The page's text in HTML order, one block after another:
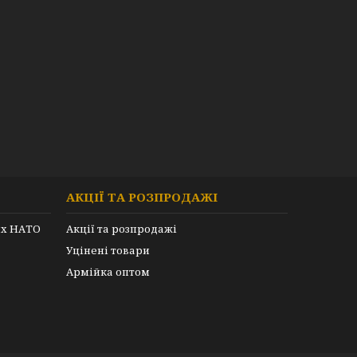
НАТО
АКЦІЇ ТА РОЗПРОДАЖІ
Акції та розпродажі
Уцінені товари
Армійка оптом